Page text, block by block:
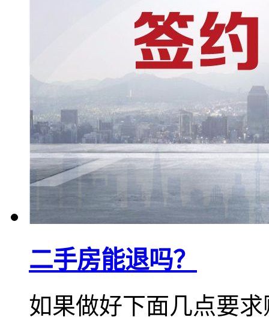
二手房能退吗？
如果做好下面几点要